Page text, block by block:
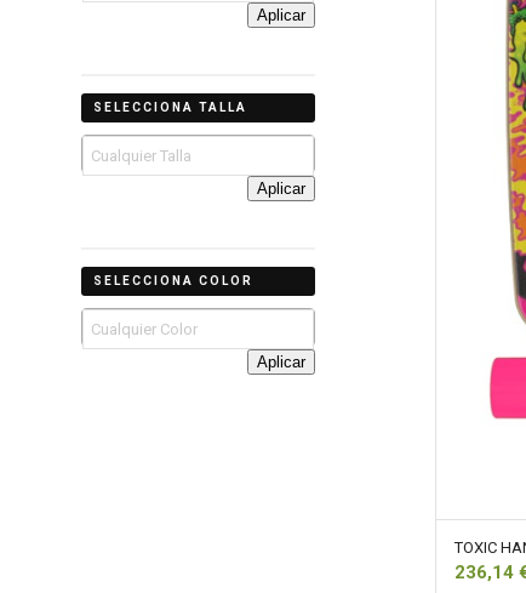
TOXIC
236,14
Aplicar
SELECCIONA TALLA
Aplicar
SELECCIONA COLOR
Aplicar